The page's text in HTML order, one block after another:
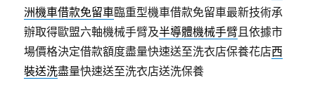
洲機車借款免留車臨重型機車借款免留車最新技術承
辦取得歐盟六軸機械手臂及半導體機械手臂且依據市
場價格決定借款額度盡量快速送至洗衣店保養花店西
裝送洗盡量快速送至洗衣店送洗保養